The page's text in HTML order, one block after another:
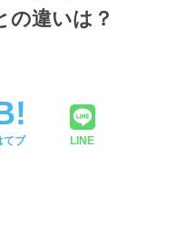
の違いは？
てブ LINE